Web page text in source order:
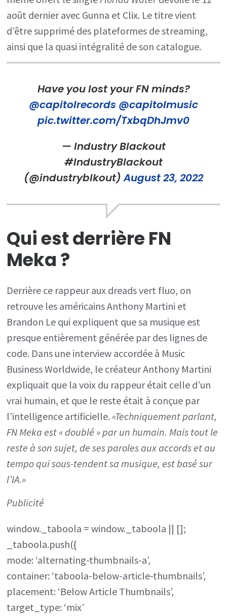
août dernier avec Gunna et Clix. Le titre vient
d’être supprimé des plateformes de streaming,
ainsi que la quasi intégralité de son catalogue.
Have you lost your FN minds?
@capitolrecords @capitolmusic
pic.twitter.com/TxbqDhJmv0
— Industry Blackout
#IndustryBlackout
(@industryblkout)August 23, 2022
Qui est derrière FN
Meka ?
Derrière ce rappeur aux dreads vert fluo, on
retrouve les américains Anthony Martini et
Brandon Le qui expliquent que sa musique est
presque entièrement générée par des lignes de
code. Dans une interview accordée à Music
Business Worldwide, le créateur Anthony Martini
expliquait que la voix du rappeur était celle d’un
vrai humain, et que le reste était à conçue par
l’intelligence artificielle. «Techniquement parlant,
FN Meka est « doublé » par un humain. Mais tout le
reste à son sujet, de ses paroles aux accords et au
tempo qui sous-tendent sa musique, est basé sur
l’IA.»
Publicité
window._taboola = window._taboola || [];
_taboola.push({
mode: ‘alternating-thumbnails-a’,
container: ‘taboola-below-article-thumbnails’,
placement: ‘Below Article Thumbnails’,
target_type: ‘mix’